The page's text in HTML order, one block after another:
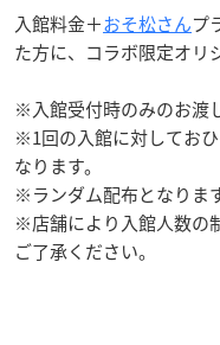
入館料金＋おそ松さんプ
た方に、コラボ限定オリ
※入館受付時のみのお渡
※1回の入館に対してお
なります。
※ランダム配布となりま
※店舗により入館人数の
ご了承ください。